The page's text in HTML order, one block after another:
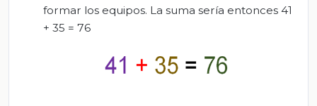
formar los equipos. La suma sería entonces 41
+ 35 = 76